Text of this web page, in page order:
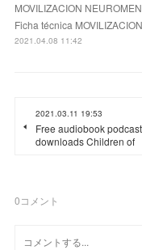
MOVILIZACION
Ficha técnica
2021.04.08 11:42
2021.03.11 19:53
Free audiobook podcast
downloads Children of
0コメント